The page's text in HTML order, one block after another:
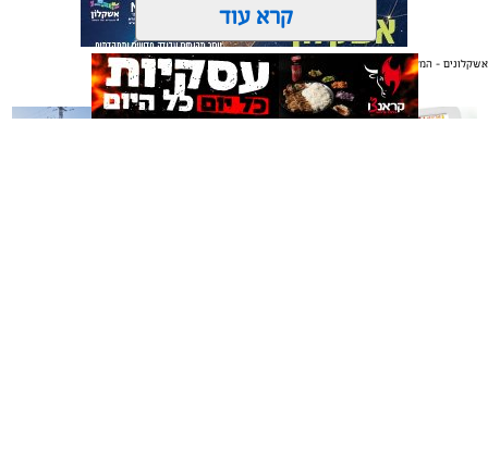
תגים:משטרת ישראל
קרא עוד
אשקלונים - המקומון היומי של אשקלון באינטרנט
אולי יעניין אותך גם